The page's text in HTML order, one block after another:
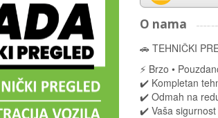
O nama
🚗 TEHNIČKI
⚡ Brzo •
✔️ Kompletan
✔️ Odmah na
✔️ Vaša